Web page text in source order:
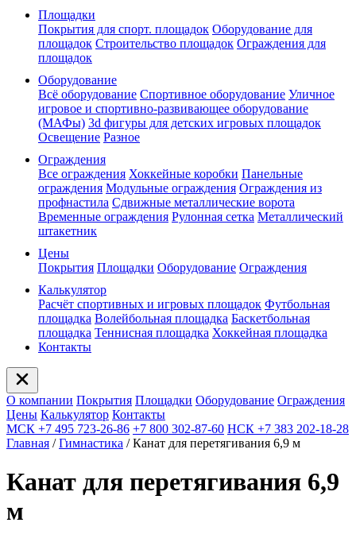
Площадки
Покрытия для спорт. площадок Оборудование для
площадок Строительство площадок Ограждения для
площадок
Оборудование
Всё оборудование Спортивное оборудование Уличное
игровое и спортивно-развивающее оборудование
(МАФы) 3d фигуры для детских игровых площадок
Освещение Разное
Ограждения
Все ограждения Хоккейные коробки Панельные
ограждения Модульные ограждения Ограждения из
профнастила Сдвижные металлические ворота
Временные ограждения Рулонная сетка Металлический
штакетник
Цены
Покрытия Площадки Оборудование Ограждения
Калькулятор
Расчёт спортивных и игровых площадок Футбольная
площадка Волейбольная площадка Баскетбольная
площадка Теннисная площадка Хоккейная площадка
Контакты
О компании Покрытия Площадки Оборудование Ограждения
Цены Калькулятор Контакты
МСК +7 495 723-26-86 +7 800 302-87-60 НСК +7 383 202-18-28
Главная / Гимнастика / Канат для перетягивания 6,9 м
Канат для перетягивания 6,9
м